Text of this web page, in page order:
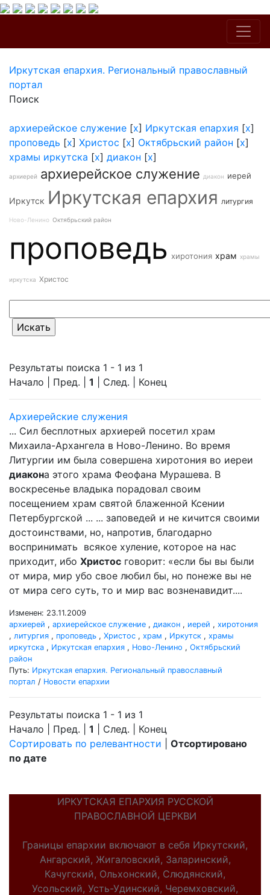
Иркутская епархия. Региональный православный
портал
Поиск
архиерейское служение [x] Иркутская епархия [x]
проповедь [x] Христос [x] Октябрьский район [x]
храмы иркутска [x] диакон [x]
архиерей архиерейское служение диакон иерей
Иркутск Иркутская епархия литургия
Ново-Ленино Октябрьский район
проповедь хиротония храм храмы
иркутска Христос
Результаты поиска 1 - 1 из 1
Начало | Пред. | 1 | След. | Конец
Архиерейские служения
... Сил бесплотных архиерей посетил храм
Михаила-Архангела в Ново-Ленино. Во время
Литургии им была совершена хиротония во иереи
диакона этого храма Феофана Мурашева. В
воскресенье владыка порадовал своим
посещением храм святой блаженной Ксении
Петербургской ... ... заповедей и не кичится своими
достоинствами, но, напротив, благодарно
воспринимать всякое хуление, которое на нас
приходит, ибо Христос говорит: «если бы вы были
от мира, мир убо свое любил бы, но понеже вы не
от мира сего суть, то и мир вас возненавидит....
Изменен: 23.11.2009
архиерей , архиерейское служение , диакон , иерей , хиротония
, литургия , проповедь , Христос , храм , Иркутск , храмы
иркутска , Иркутская епархия , Ново-Ленино , Октябрьский
район
Путь: Иркутская епархия. Региональный православный
портал / Новости епархии
Результаты поиска 1 - 1 из 1
Начало | Пред. | 1 | След. | Конец
Сортировать по релевантности
Отсортировано
по дате
ИРКУТСКАЯ ЕПАРХИЯ РУССКОЙ
ПРАВОСЛАВНОЙ ЦЕРКВИ
Границы епархии включают в себя Иркутский,
Ангарский, Жигаловский, Заларинский,
Качугский, Ольхонский, Слюдянский,
Усольский, Усть-Удинский, Черемховский,